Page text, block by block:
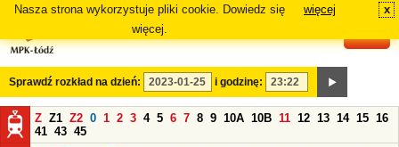
Nasza strona wykorzystuje pliki cookie. Dowiedz się
więcej.
więcej x
Sprawdź rozkład na dzień: i godzinę:
Z Z1 Z2 0 1 2 3 4 5 6 7 8 9 10A 10B 11 12 13 14 15 16
41 43 45